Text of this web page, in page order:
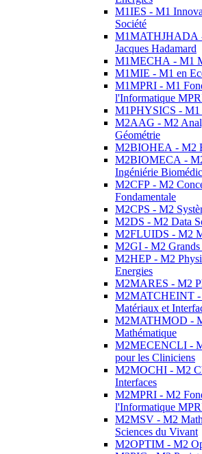
M1IES - M1
Société
M1MATHJHADA
Jacques Hadamard
M1MECHA - M1
M1MIE - M1 en
M1MPRI - M1
l'Informatique
M1PHYSICS - M1
M2AAG - M2
Géométrie
M2BIOHEA - M2
M2BIOMECA -
Ingéniérie
M2CFP - M2
Fondamentale
M2CPS - M2
M2DS - M2 Data
M2FLUIDS - M2
M2GI - M2 Grands
M2HEP - M2
Energies
M2MARES - M2
M2MATCHEINT -
Matériaux et
M2MATHMOD -
Mathématique
M2MECENCLI -
pour les Cliniciens
M2MOCHI - M2
Interfaces
M2MPRI - M2
l'Informatique
M2MSV - M2
Sciences du Vivant
M2OPTIM - M2